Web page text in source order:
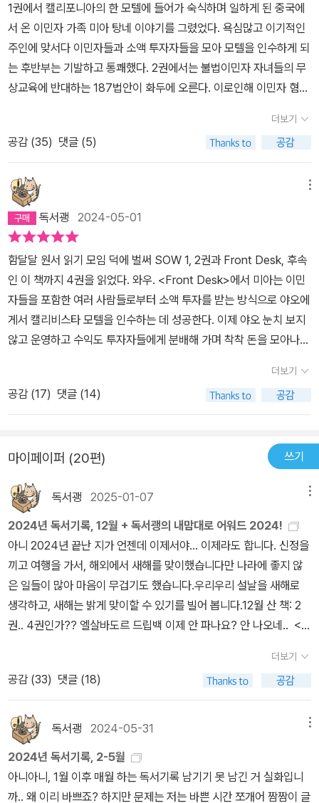
1권에서 캘리포니아의 한 모텔에 들어가 숙식하며 일하게 된 중국에
서 온 이민자 가족 미아 탕네 이야기를 그렸었다. 욕심많고 이기적인
주인에 맞서다 이민자들과 소액 투자자들을 모아 모텔을 인수하게 되
는 후반부는 기발하고 통쾌했다. 2권에서는 불법이민자 자녀들의 무
상교육에 반대하는 187법안이 화두에 오른다. 이로인해 이민자 혐오
족들을 위해 연대를 이루고 맞서 싸운다. 회의적이었던 선생님의 마
음까지 움직인 미아의 기지와 용기는 결과를 떠나 큰 울림을 준다.
더보기
공감 (35) 댓글 (5)
독서괭 2024-05-01
함달달 원서 읽기 모임 덕에 벌써 SOW 1, 2권과 Front Desk, 후속
인 이 책까지 4권을 읽었다. 와우. <Front Desk>에서 미아는 이민
자들을 포함한 여러 사람들로부터 소액 투자를 받는 방식으로 야오에
게서 캘리비스타 모텔을 인수하는 데 성공한다. 이제 야오 눈치 보지
않고 운영하고 수익도 투자자들에게 분배해 가며 착착 돈을 모아나가
라는 문제에 부딪친다. Prop이 뭔고, 하니 주민발의안인 모양. 캘리
포니아 주에서 주 정부가 운영하는 시민권 심사 시스템을 구축하고
불법 이민자들이 비응급 의료, 공교육 및 기타 서비스를 사용하는 것
계획이 발표되자 지역이 들끓기 시작한다. 불법 이민자인 아이들이
학교에서 쫓겨날 상황을 마주하면서 미아는 분개하는데, 절친인 루페
가족이 불법이민자라는 사실을 알게 되고, Prop 187의 통과를 막기
위해 궁리하게 된다. Prop 187은 불법이민자들, 아니 이민자들 전
체, 아니 더 나아가 비백인 전체에 대한 혐오와 경계의 기운을 내뿜고,
미아가 모텔 간판에 내건 'Immigrants Welcome' 사인은 이민자들
에게는 환영을, 반대자들에게는 거부를 당한다. 저 사인 때문에 문제
가 생기니 그만 내리는 게 어떠냐는 경찰의 제안에 미아는 그를 똑바
로 쳐다보며 이렇게 말한다.'We're not asking for trouble. We're
니가 할머니 장례 때문에 멕시코에 간 뒤 돌아오지 못하고, 루페의 아
버지는 엄마를 찾으러 갔다가 감옥에 갇히고 만다. 이제 미아는 루페
의 아버지 조세를 구하기 위해 서명운동을 하고 변호사를 구하는 등,
캘리비스타 모텔의 위클리들과 함께 노력한다.미아의 새로운 학년의
시작에 찬물을 끼얹는 인종차별 언행을 했던 담임쌤 덕분에 미아의
글쓰기가 성장하는 과정을 지켜보는 것도 중요한 줄거리.또 하나, 야
오의 아들인 제이슨과의 갈등도 생각해볼 거리를 던져준다. 제이슨과
의 문제로 고민하는 미아에게 행크가 알려준 우정의 'Three Key
더보기
공감 (17) 댓글 (14)
마이페이퍼 (20편) 쓰기
독서괭 2025-01-07
2024년 독서기록, 12월 + 독서괭의 내맘대로 어워드 2024!
아니 2024년 끝난 지가 언젠데 이제서야... 이제라도 합니다. 신정을
끼고 여행을 가서, 해외에서 새해를 맞이했습니다만 나라에 좋지 않
은 일들이 많아 마음이 무겁기도 했습니다.우리우리 설날을 새해로
생각하고, 새해는 밝게 맞이할 수 있기를 빌어 봅니다.12월 산 책: 2
권.. 4권인가?? 엘살바도르 드립백 이제 안 파나요? 안 나오네.. <어
못 썼네.. 너무 좋으면 잘 정리해서 쓰려고 욕심 부리다가 아예 못 쓰
는 사태가 발생 ㅜㅜ <한강 스페셜 에디션> 에는 '작별하지 않는다',
'흰', '검은 사슴'이 모여 있습니다. 가장 얇은 '흰'만 일단 읽음. 표지 깔
끔하니 예뻐서 소장용으로 좋음. 예외: 아이들 책 <해피버쓰데이>는
명불허전 우리 백희나 작가님의 신간! 역시 좋아요. <쪼꼬미 동물병
원 1> 이건 원래 영상으로 있는 건데 책으로 만들었나 봄. 첫째가 서
점에서 보고 사달라고 해서(포장되어 있어 읽을 수 없었음) 샀는데 매
더보기
공감 (33) 댓글 (18)
독서괭 2024-05-31
2024년 독서기록, 2-5월
아니아니, 1월 이후 매월 하는 독서기록 남기기 못 남긴 거 실화입니
까.. 왜 이리 바쁘죠? 하지만 문제는 저는 바쁜 시간 쪼개어 짬짬이 글